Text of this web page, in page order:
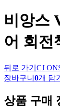
비앙스
어 회전
뒤로 가기 CJ
장바구니 0개 담
상품 구매